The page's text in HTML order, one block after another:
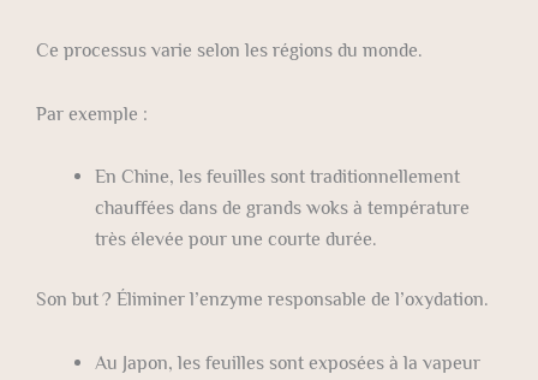
Ce processus varie selon les régions du monde.
Par exemple :
En Chine, les feuilles sont traditionnellement
chauffées dans de grands woks à température
très élevée pour une courte durée.
Son but ? Éliminer l’enzyme responsable de l’oxydation.
Au Japon, les feuilles sont exposées à la vapeur